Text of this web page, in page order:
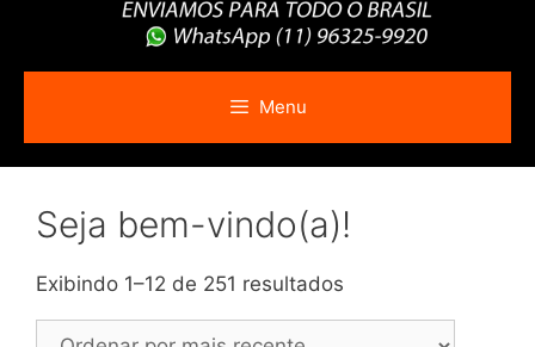
Menu
Seja bem-vindo(a)!
Exibindo 1–12 de 251 resultados